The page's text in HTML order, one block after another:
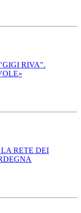
RIVA".
RETE DEI